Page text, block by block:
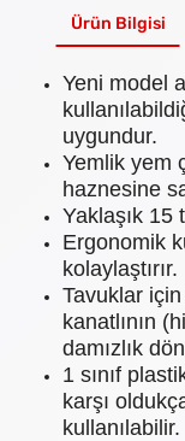
Ürün Bilgisi
Yeni model
uygundur.
Yemlik yem
haznesine
Yaklaşık 15
Ergonomik
kolaylaştırır.
Tavuklar
kanatlının
damızlık
1 sınıf
karşı
kullanılabilir.